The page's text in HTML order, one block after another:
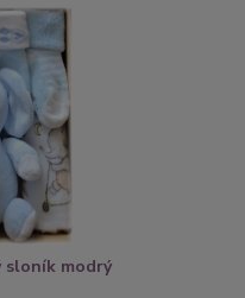
sloník modrý